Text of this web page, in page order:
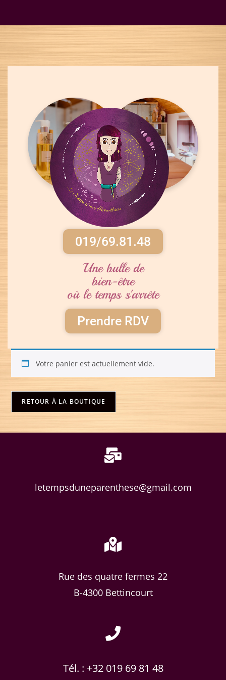
019/69.81.48
Une bulle de
bien-être
où le temps s'arrête
Prendre RDV
Votre panier est actuellement vide.
RETOUR À LA BOUTIQUE
letempsduneparenthese@gmail.com
Rue des quatre fermes 22
B-4300 Bettincourt
Tél. : +32 019 69 81 48